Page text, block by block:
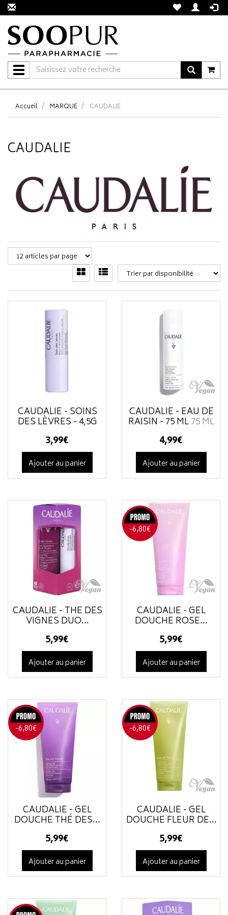
Navigation
Accueil MARQUE CAUDALIE
CAUDALIE
CAUDALIE - SOINS
DES LÈVRES - 4,5G
3,99€
Ajouter au panier
CAUDALIE - EAU DE
RAISIN - 75 ML75 ML
4,99€
Ajouter au panier
CAUDALIE - THÉ DES
VIGNES DUO...
5,99€
Ajouter au panier
-6,80€
CAUDALIE - GEL
DOUCHE ROSE...
5,99€
Ajouter au panier
-6,80€
CAUDALIE - GEL
DOUCHE THÉ DES...
5,99€
Ajouter au panier
-6,80€
CAUDALIE - GEL
DOUCHE FLEUR DE...
5,99€
Ajouter au panier